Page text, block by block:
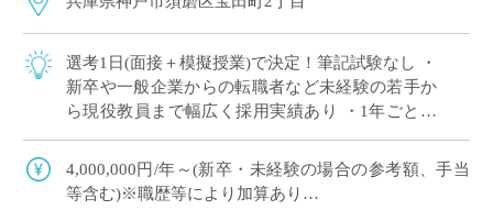
選考1日(面接＋模擬授業)で決定！筆記試験なし ・
新卒や一般企業からの転職者など未経験の若手か
ら現役教員まで幅広く採用実績あり ・1年ごとに
100年を超える神戸市内の伝統校
4,000,000円/年～(新卒・未経験の場合の参考額、手当
等含む)※職歴等により加算あり